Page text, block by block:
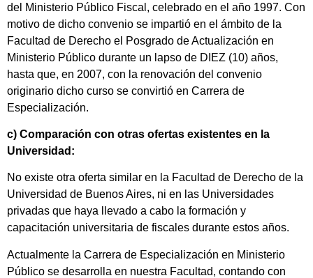
del Ministerio Público Fiscal, celebrado en el año 1997. Con
motivo de dicho convenio se impartió en el ámbito de la
Facultad de Derecho el Posgrado de Actualización en
Ministerio Público durante un lapso de DIEZ (10) años,
hasta que, en 2007, con la renovación del convenio
originario dicho curso se convirtió en Carrera de
Especialización.
c) Comparación con otras ofertas existentes en la
Universidad:
No existe otra oferta similar en la Facultad de Derecho de la
Universidad de Buenos Aires, ni en las Universidades
privadas que haya llevado a cabo la formación y
capacitación universitaria de fiscales durante estos años.
Actualmente la Carrera de Especialización en Ministerio
Público se desarrolla en nuestra Facultad, contando con